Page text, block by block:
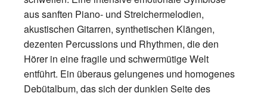
aus sanften Piano- und Streichermelodien,
akustischen Gitarren, synthetischen Klängen,
dezenten Percussions und Rhythmen, die den
Hörer in eine fragile und schwermütige Welt
entführt. Ein überaus gelungenes und homogenes
Debütalbum, das sich der dunklen Seite des